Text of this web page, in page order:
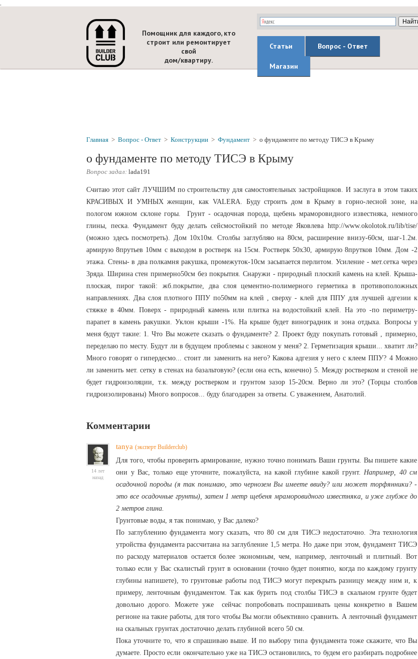
.
Помощник для каждого, кто
строит или ремонтирует
свой
дом/квартиру.
Статьи Вопрос - Ответ
Магазин
Главная > Вопрос - Ответ > Конструкции > Фундамент > о фундаменте по методу ТИСЭ в Крыму
о фундаменте по методу ТИСЭ в Крыму
Вопрос задал: lada191
Считаю этот сайт ЛУЧШИМ по строительству для самостоятельных застройщиков. И заслуга в этом таких
КРАСИВЫХ И УМНЫХ женщин, как VALERA. Буду строить дом в Крыму в горно-лесной зоне, на
пологом южном склоне горы. Грунт - осадочная порода, щебень мраморовидного известняка, немного
глины, песка. Фундамент буду делать сейсмостойкий по методе Яковлева http://www.okolotok.ru/lib/tise/
(можно здесь посмотреть). Дом 10х10м. Столбы заглубляю на 80см, расширение внизу-60см, шаг-1.2м.
армирую 8прутьев 10мм с выходом в ростверк на 15см. Ростверк 50х30, армирую 8прутков 10мм. Дом -2
этажа. Стены- в два полкамня ракушка, промежуток-10см засыпается перлитом. Усиление - мет.сетка через
3ряда. Ширина стен примерно50см без покрытия. Снаружи - природный плоский камень на клей. Крыша-
плоская, пирог такой: жб.покрытие, два слоя цементно-полимерного герметика в противоположных
направлениях. Два слоя плотного ППУ по50мм на клей , сверху - клей для ППУ для лучшей адгезии к
стяжке в 40мм. Поверх - природный камень или плитка на водостойкий клей. На это -по периметру-
парапет в камень ракушки. Уклон крыши -1%. На крыше будет виноградник и зона отдыха. Вопросы у
меня будут такие: 1. Что Вы можете сказать о фундаменте? 2. Проект буду покупать готовый , примерно,
переделаю по месту. Будут ли в будущем проблемы с законом у меня? 2. Герметизация крыши... хватит ли?
Много говорят о гипердесмо... стоит ли заменить на него? Какова адгезия у него с клеем ППУ? 4 Можно
ли заменить мет. сетку в стенах на базальтовую? (если она есть, конечно) 5. Между ростверком и стеной не
будет гидроизоляции, т.к. между ростверком и грунтом зазор 15-20см. Верно ли это? (Торцы столбов
гидроизолированы) Много вопросов... буду благодарен за ответы. С уважением, Анатолий.
Комментарии
14 лет
назад
tanya (эксперт Builderclub)
Для того, чтобы проверить армирование, нужно точно понимать Ваши грунты. Вы пишете какие
они у Вас, только еще уточните, пожалуйста, на какой глубине какой грунт.Например, 40 см
осадочной породы (я так понимаю, это чернозем Вы имеете ввиду? или может торфянники? -
это все осадочные грунты), затем 1 метр щебеня мраморовидного известняка, и уже глубже до
2 метров глина.
Грунтовые воды, я так понимаю, у Вас далеко?
По заглублению фундамента могу сказать, что 80 см для ТИСЭ недостаточно. Эта технология
утройства фундамента рассчитана на заглубление 1,5 метра. Но даже при этом, фундамент ТИСЭ
по расходу материалов остается более экономным, чем, например, ленточный и плитный. Вот
только если у Вас скалистый грунт в основании (точно будет понятно, когда по каждому грунту
глубины напишете), то грунтовые работы под ТИСЭ могут перекрыть разницу между ним и, к
примеру, ленточным фундаментом. Так как бурить под столбы ТИСЭ в скальном грунте будет
довольно дорого. Можете уже сейчас попробовать поспрашивать цены конкретно в Вашем
регионе на такие работы, для того чтобы Вы могли объективно сравнить. А ленточный фундамент
на скальных грунтах достаточно делать глубиной всего 50 см.
Пока уточните то, что я спрашиваю выше. И по выбору типа фундамента тоже скажите, что Вы
думаете. Просто если окончательно уже на ТИСЭ остановились, то будем его разбирать подробнее